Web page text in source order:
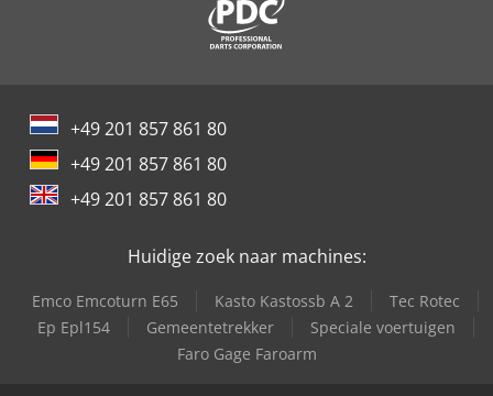
+49 201 857 861 80
+49 201 857 861 80
+49 201 857 861 80
Huidige zoek naar machines:
Emco Emcoturn E65 Kasto Kastossb A 2
Tec Rotec
Ep Epl154
Gemeentetrekker
Speciale voertuigen
Faro Gage Faroarm